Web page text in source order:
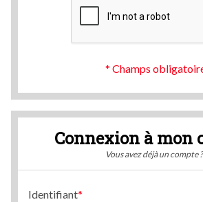
* Champs
Connexion à mon
Vous avez déjà un compte ?
Identifiant